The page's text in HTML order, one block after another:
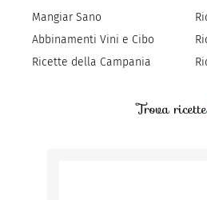
Mangiar Sano
Abbinamenti Vini e Cibo
Ricette della Campania
Trova ricette